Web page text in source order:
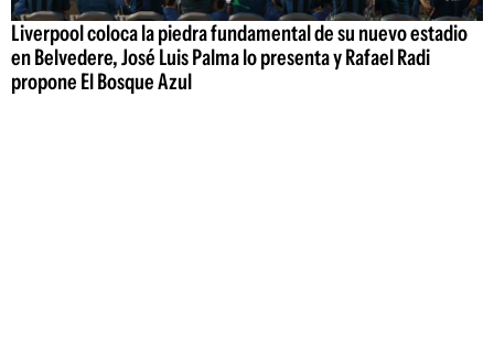
Liverpool coloca la piedra fundamental de su nuevo estadio
en Belvedere, José Luis Palma lo presenta y Rafael Radi
propone El Bosque Azul